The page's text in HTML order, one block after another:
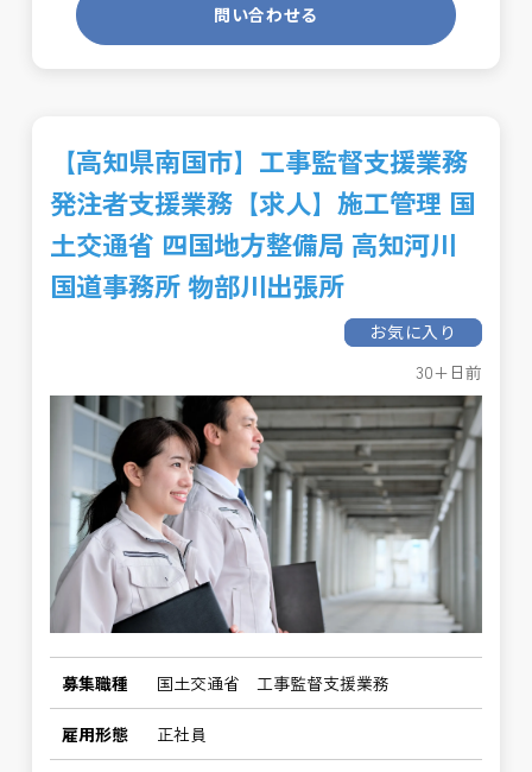
問い合わせる
【高知県南国市】工事監督支援業務
発注者支援業務【求人】施工管理 国
土交通省 四国地方整備局 高知河川
国道事務所 物部川出張所
お気に入り
30+日前
募集職種 国土交通省 工事監督支援業務
雇用形態 正社員